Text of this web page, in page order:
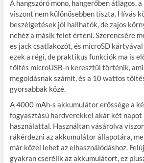
A hangszóró mono, hangerőben átlagos,
viszont nem különösebben tiszta. Hívás
beszélgetések jól hallhatók, de zajos
nehéz a másik felet érteni. Szerencsére
es jack csatlakozót, és microSD
ezek a régi, de praktikus funkciók ma is
töltés microUSB-n keresztül történik,
megoldásnak számít, és a 10 wattos
gyorsabbak közé.
A 4000 mAh-s akkumulátor erőssége a
fogyasztású hardverekkel akár két napot
használattal. Használtan vásárolva
rákérdezni az akkumulátor állapotára,
már közel lehet az elhasználódáshoz.
gyakran cserélik az akkumulátort, ez